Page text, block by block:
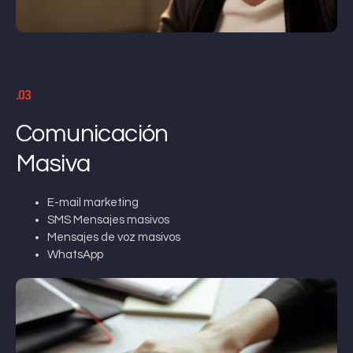
.03
Comunicación
Masiva
E-mail marketing
SMS Mensajes masivos
Mensajes de voz masivos
WhatsApp